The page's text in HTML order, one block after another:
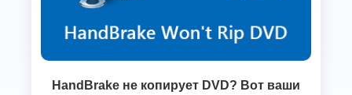
HandBrake не копирует DVD? Вот ваши